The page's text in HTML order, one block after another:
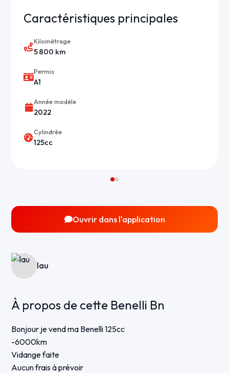
Caractéristiques principales
Kilométrage
5 800 km
Permis
A1
Année modèle
2022
Cylindrée
125cc
Ouvrir dans l'application
lau
À propos de cette Benelli Bn
Bonjour je vend ma Benelli 125cc
-6000km
Vidange faite
Aucun frais à prévoir